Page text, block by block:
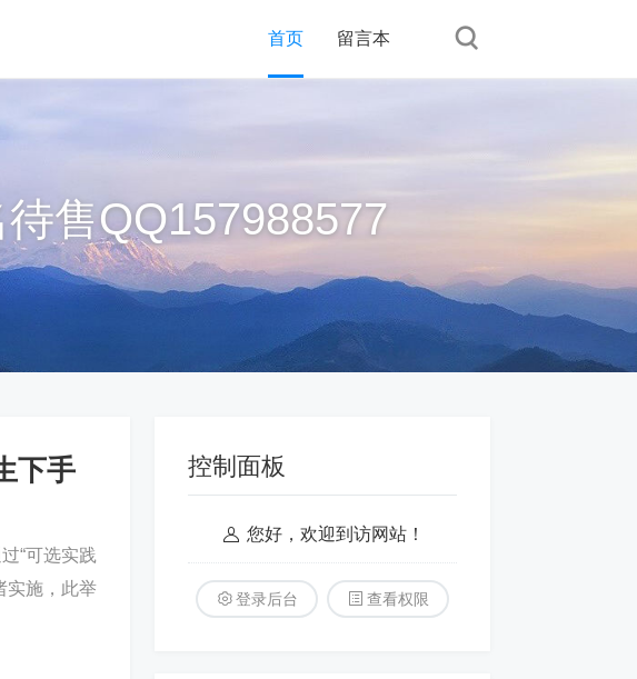
首页 留言本
售QQ157988577
下手
“可选实践
施，此举
控制面板
您好，欢迎到访网站！
登录后台 查看权限